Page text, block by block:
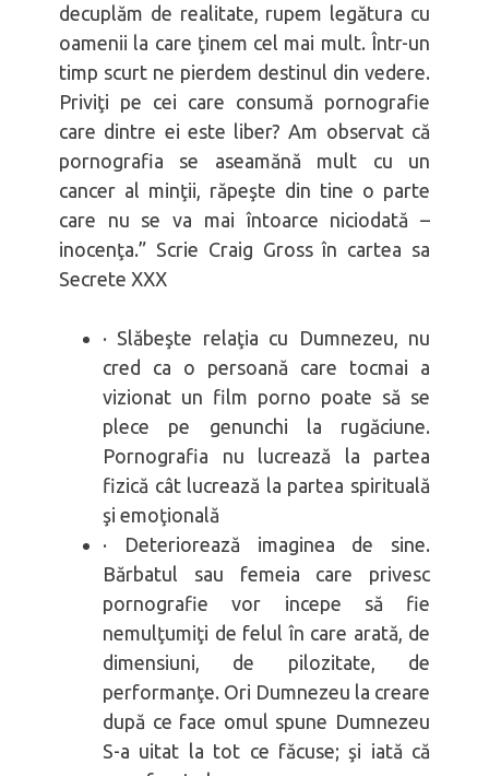
decuplăm de realitate, rupem legătura cu
oamenii la care ţinem cel mai mult. Într-un
timp scurt ne pierdem destinul din vedere.
Priviţi pe cei care consumă pornografie
care dintre ei este liber? Am observat că
pornografia se aseamănă mult cu un
cancer al minţii, răpeşte din tine o parte
care nu se va mai întoarce niciodată –
inocenţa.” Scrie Craig Gross în cartea sa
Secrete XXX
· Slăbeşte relaţia cu Dumnezeu, nu
cred ca o persoană care tocmai a
vizionat un film porno poate să se
plece pe genunchi la rugăciune.
Pornografia nu lucrează la partea
fizică cât lucrează la partea spirituală
şi emoţională
· Deteriorează imaginea de sine.
Bărbatul sau femeia care privesc
pornografie vor incepe să fie
nemulţumiţi de felul în care arată, de
dimensiuni, de pilozitate, de
performanţe. Ori Dumnezeu la creare
după ce face omul spune Dumnezeu
S-a uitat la tot ce făcuse; şi iată că